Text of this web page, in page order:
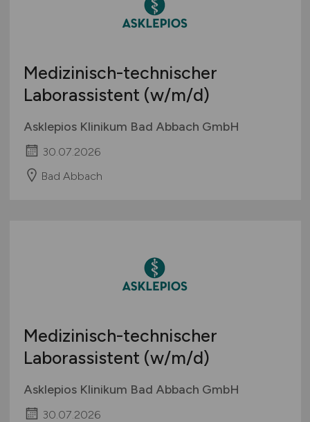
Medizinisch-technischer
Laborassistent (w/m/d)
Asklepios Klinikum Bad Abbach GmbH
30.07.2026
Bad Abbach
Medizinisch-technischer
Laborassistent (w/m/d)
Asklepios Klinikum Bad Abbach GmbH
30.07.2026